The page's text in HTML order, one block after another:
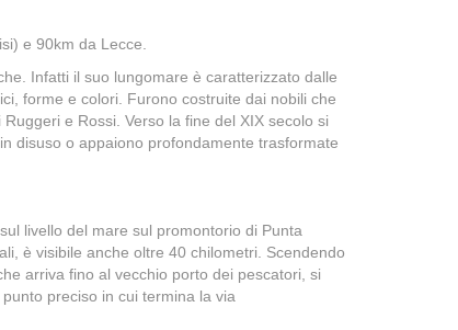
e 90km da Lecce.
Infatti il suo lungomare è caratterizzato dalle
forme e colori. Furono costruite dai nobili che
e Rossi. Verso la fine del XIX secolo si
disuso o appaiono profondamente trasformate
livello del mare sul promontorio di Punta
è visibile anche oltre 40 chilometri. Scendendo
arriva fino al vecchio porto dei pescatori, si
preciso in cui termina la via